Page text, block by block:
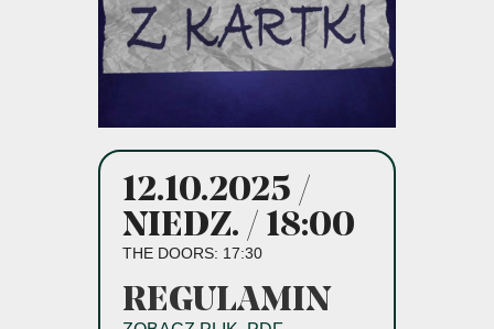
12.10.2025 /
NIEDZ. / 18:00
THE DOORS: 17:30
REGULAMIN